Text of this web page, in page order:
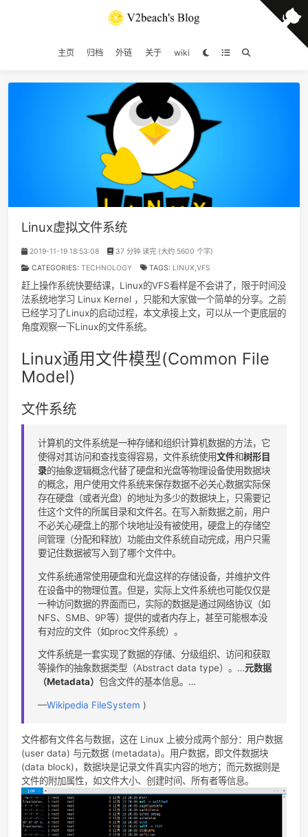
主页 归档 外链 wiki
Linux虚拟文件系统
2019-11-19 18:53:08
37 分钟 读完 (大约 5600 个字)
CATEGORIES:TECHNOLOGY TAGS: LINUX,VFS
赶上操作系统快要结课，Linux的VFS看样是不会讲了，限于时
已经学习了Linux的启动过程，本文承接上文，可以从一个更
角度观察一下Linux的文件系统。
Linux通用文件模型(Common File
Model)
文件系统
计算机的文件系统是一种存储和组织计算机数据的方法，它
使得对其访问和查找变得容易，文件系统使用文件和
录的抽象逻辑概念代替了硬盘和光盘等物理设备使用数据块
的概念，用户使用文件系统来保存数据不必关心数据实际保
存在硬盘（或者光盘）的地址为多少的数据块上，只需要记
住这个文件的所属目录和文件名。在写入新数据之前，用户
不必关心硬盘上的那个块地址没有被使用，硬盘上的存储空
间管理（分配和释放）功能由文件系统自动完成，用户只需
要记住数据被写入到了哪个文件中。
文件系统通常使用硬盘和光盘这样的存储设备，并维护文件
在设备中的物理位置。但是，实际上文件系统也可能仅仅是
一种访问数据的界面而已，实际的数据是通过网络协议（如
NFS、SMB、9P等）提供的或者内存上，甚至可能根本没
文件系统是一套实现了数据的存储、分级组织、访问和获取
等操作的抽象数据类型（Abstract data type）。…
（Metadata）包含文件的基本信息。…
—Wikipedia FileSystem)